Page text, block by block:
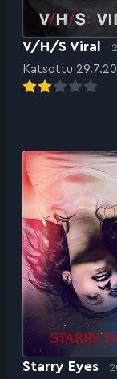
V/H/S Viral
Katsottu
Starry Eyes